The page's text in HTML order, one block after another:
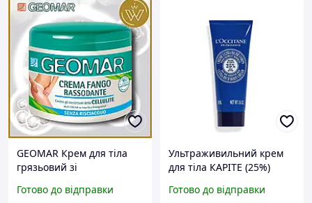
GEOMAR Крем для тіла
грязьовий зі
змивання 500 мл від
Готово до відправки
Ультраживильний крем
для тіла КАРІТЕ (25%)
Готово до відправки